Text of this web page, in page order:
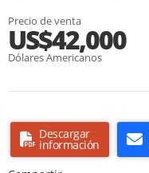
Precio de venta
US$42,000
Dólares Americanos
Descargar
información